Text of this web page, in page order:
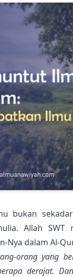
bukan
Allah SWT
Nya dalam Al-
orang yang
derajat.